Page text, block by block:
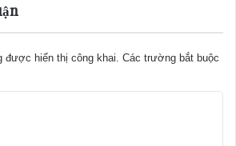
được hiển thị công khai. Các trường bắt buộc